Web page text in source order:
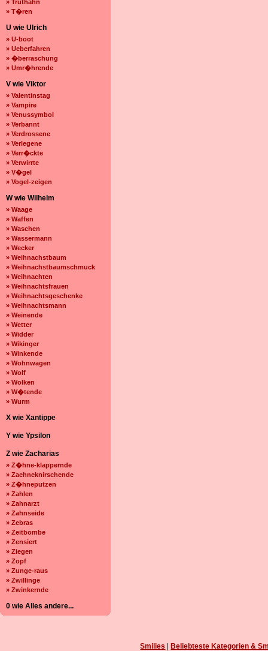
» Truthahn
» T�ren
U wie Ulrich
» U-boot
» Ueberfahren
» �berraschung
» Umr�hrende
V wie Viktor
» Valentinstag
» Vampire
» Venussymbol
» Verbannt
» Verdrossene
» Verlegene
» Verr�ckte
» Verwirrte
» V�gel
» Vogel-zeigen
W wie Wilhelm
» Waage
» Waffen
» Waschen
» Wassermann
» Wecker
» Weihnachstbaum
» Weihnachstbaumschmuck
» Weihnachten
» Weihnachtsfrauen
» Weihnachtsgeschenke
» Weihnachtsmann
» Weinende
» Wetter
» Widder
» Wikinger
» Winkende
» Wohnwagen
» Wolf
» Wolken
» W�tende
» Wurm
X wie Xantippe
Y wie Ypsilon
Z wie Zacharias
» Z�hne-klappernde
» Zaehneknirschende
» Z�hneputzen
» Zahlen
» Zahnarzt
» Zahnseide
» Zebras
» Zeitbombe
» Zensiert
» Ziegen
» Zopf
» Zunge-raus
» Zwillinge
» Zwinkernde
0 wie Alles andere...
Smilies Beliebteste Kategorien &